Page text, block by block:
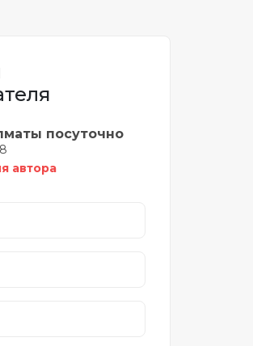
посуточно
автора